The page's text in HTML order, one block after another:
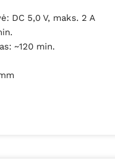
DC 5,0 V, maks. 2 A
~120 min.